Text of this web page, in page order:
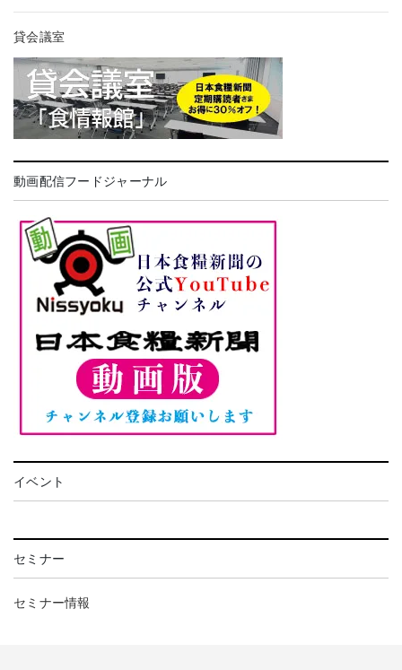
貸会議室
動画配信フードジャーナル
イベント
セミナー
セミナー情報